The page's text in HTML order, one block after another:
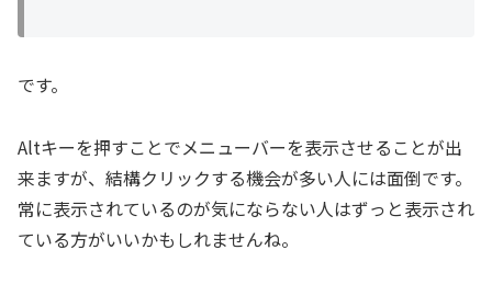
です。
Altキーを押すことでメニューバーを表示させることが出
来ますが、結構クリックする機会が多い人には面倒です。
常に表示されているのが気にならない人はずっと表示され
ている方がいいかもしれませんね。